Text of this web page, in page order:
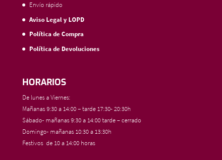
Envío rápido
Aviso Legal y LOPD
Política de Compra
Política de Devoluciones
HORARIOS
De lunes a Viernes:
Mañanas 9:30 a 14:00 – tarde 17:30- 20:30h
Sábado- mañanas 9:30 a 14:00 tarde – cerrado
Domingo- mañanas 10:30 a 13:30h
Festivos de 10 a 14:00 horas